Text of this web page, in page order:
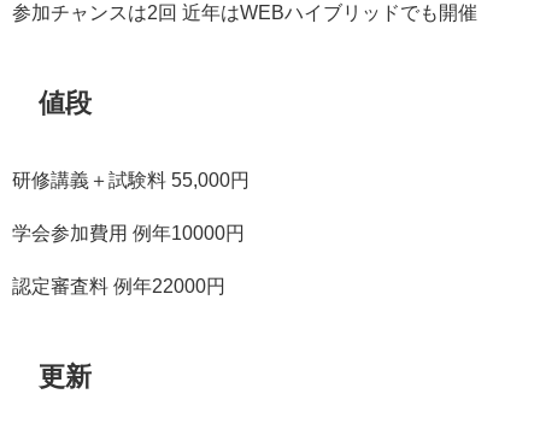
参加チャンスは2回 近年はWEBハイブリッドでも開催
値段
研修講義＋試験料 55,000円
学会参加費用 例年10000円
認定審査料 例年22000円
更新